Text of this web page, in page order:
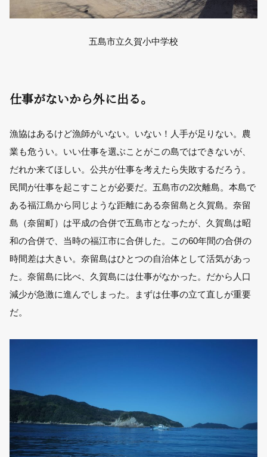
五島市立久賀小中学校
仕事がないから外に出る。
漁協はあるけど漁師がいない。いない！人手が足りない。農
業も危うい。いい仕事を選ぶことがこの島ではできないが、
だれか来てほしい。公共が仕事を考えたら失敗するだろう。
民間が仕事を起こすことが必要だ。五島市の2次離島。本島で
ある福江島から同じような距離にある奈留島と久賀島。奈留
島（奈留町）は平成の合併で五島市となったが、久賀島は昭
和の合併で、当時の福江市に合併した。この60年間の合併の
時間差は大きい。奈留島はひとつの自治体として活気があっ
た。奈留島に比べ、久賀島には仕事がなかった。だから人口
減少が急激に進んでしまった。まずは仕事の立て直しが重要
だ。